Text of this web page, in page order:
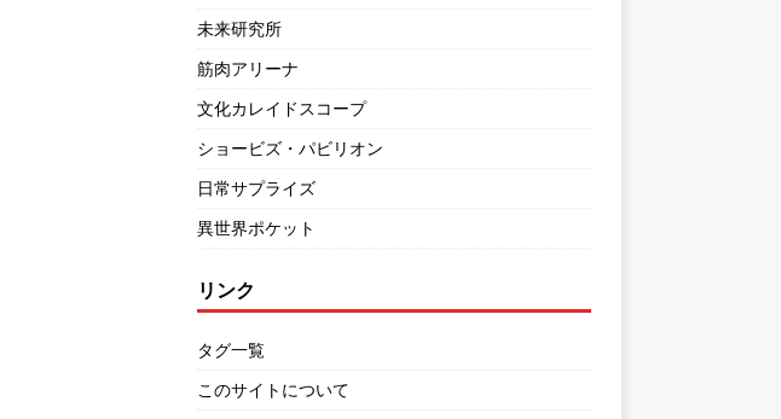
未来研究所
筋肉アリーナ
文化カレイドスコープ
ショービズ・パビリオン
日常サプライズ
異世界ポケット
リンク
タグ一覧
このサイトについて